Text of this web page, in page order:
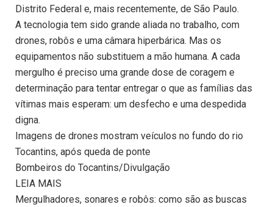
Distrito Federal e, mais recentemente, de São Paulo.
A tecnologia tem sido grande aliada no trabalho, com
drones, robôs e uma câmara hiperbárica. Mas os
equipamentos não substituem a mão humana. A cada
mergulho é preciso uma grande dose de coragem e
determinação para tentar entregar o que as famílias das
vítimas mais esperam: um desfecho e uma despedida
digna.
Imagens de drones mostram veículos no fundo do rio
Tocantins, após queda de ponte
Bombeiros do Tocantins/Divulgação
LEIA MAIS
Mergulhadores, sonares e robôs: como são as buscas